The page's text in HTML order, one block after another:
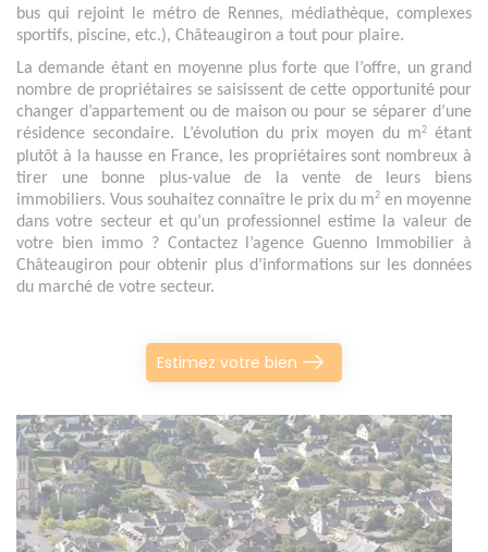
bus qui rejoint le métro de Rennes, médiathèque, complexes
sportifs, piscine, etc.), Châteaugiron a tout pour plaire.
La demande étant en moyenne plus forte que l’offre, un grand
nombre de propriétaires se saisissent de cette opportunité pour
changer d’appartement ou de maison ou pour se séparer d’une
résidence secondaire. L’évolution du prix moyen du m2 étant
plutôt à la hausse en France, les propriétaires sont nombreux à
tirer une bonne plus-value de la vente de leurs biens
immobiliers. Vous souhaitez connaître le prix du m2 en moyenne
dans votre secteur et qu’un professionnel estime la valeur de
votre bien immo ? Contactez l’agence Guenno Immobilier à
Châteaugiron pour obtenir plus d’informations sur les données
du marché de votre secteur.
Estimez votre bien